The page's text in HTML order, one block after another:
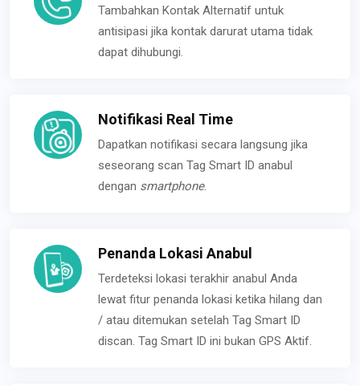
Tambahkan Kontak Alternatif untuk
antisipasi jika kontak darurat utama tidak
dapat dihubungi.
Notifikasi Real Time
Dapatkan notifikasi secara langsung jika
seseorang scan Tag Smart ID anabul
dengan smartphone.
Penanda Lokasi Anabul
Terdeteksi lokasi terakhir anabul Anda
lewat fitur penanda lokasi ketika hilang dan
/ atau ditemukan setelah Tag Smart ID
discan. Tag Smart ID ini bukan GPS Aktif.